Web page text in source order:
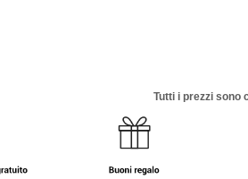
Tutti i prezzi sono